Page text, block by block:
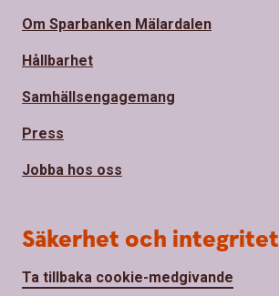
Om Sparbanken Mälardalen
Hållbarhet
Samhällsengagemang
Press
Jobba hos oss
Säkerhet och integritet
Ta tillbaka cookie-medgivande